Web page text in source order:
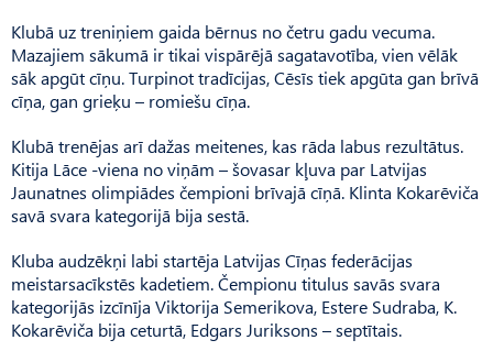
Klubā uz treniņiem gaida bērnus no četru gadu vecuma.
Mazajiem sākumā ir tikai vispārējā sagatavotība, vien vēlāk
sāk apgūt cīņu. Turpinot tradīcijas, Cēsīs tiek apgūta gan brīvā
cīņa, gan grieķu – romiešu cīņa.
Klubā trenējas arī dažas meitenes, kas rāda labus rezultātus.
Kitija Lāce -viena no viņām – šovasar kļuva par Latvijas
Jaunatnes olimpiādes čempioni brīvajā cīņā. Klinta Kokarēviča
savā svara kategorijā bija sestā.
Kluba audzēkņi labi startēja Latvijas Cīņas federācijas
meistarsacīkstēs kadetiem. Čempionu titulus savās svara
kategorijās izcīnīja Viktorija Semerikova, Estere Sudraba, K.
Kokarēviča bija ceturtā, Edgars Juriksons – septītais.